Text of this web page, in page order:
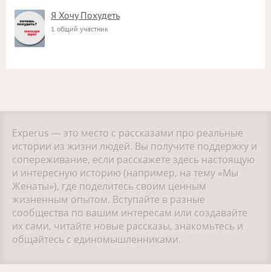
Я Хочу Похудеть
1 общий участник
Experus — это место с рассказами про реальные
истории из жизни людей. Вы получите поддержку и
сопереживание, если расскажете здесь настоящую
и интересную историю (например, на тему «Мы
Женаты»), где поделитесь своим ценным
жизненным опытом. Вступайте в разные
сообщества по вашим интересам или создавайте
их сами, читайте новые рассказы, знакомьтесь и
общайтесь с единомышленниками.